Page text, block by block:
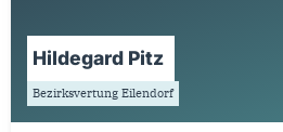
Hildegard Pitz
Bezirksvertung Eilendorf